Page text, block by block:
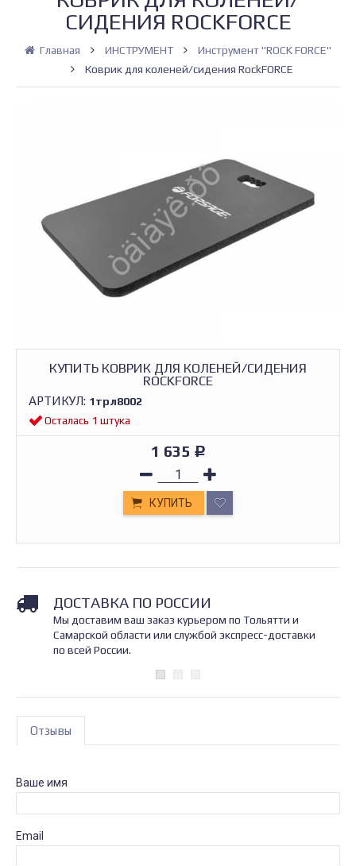
СИДЕНИЯ ROCKFORCE
Главная ИНСТРУМЕНТ
Инструмент "ROCK FORCE"
Коврик для коленей/сидения RockFORCE
КУПИТЬ КОВРИК ДЛЯ КОЛЕНЕЙ/СИДЕНИЯ
ROCKFORCE
АРТИКУЛ: 1трл8002
Осталась 1 штука
1 635 Р
КУПИТЬ
ДОСТАВКА ПО РОССИИ
Мы доставим ваш заказ курьером по Тольятти и
Самарской области или службой экспресс-доставки
по всей России.
Отзывы
Ваше имя
Email